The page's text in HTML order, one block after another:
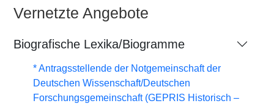
Vernetzte Angebote
Biografische Lexika/Biogramme
* Antragsstellende der Notgemeinschaft der
Deutschen Wissenschaft/Deutschen
Forschungsgemeinschaft (GEPRIS Historisch –